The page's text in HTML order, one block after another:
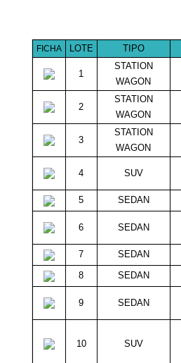
FICHA LOTE TIPO
1
STATION
WAGON
2
STATION
WAGON
3
STATION
WAGON
4 SUV
5
SEDAN
6 SEDAN
7
SEDAN
8
SEDAN
9 SEDAN
10 SUV